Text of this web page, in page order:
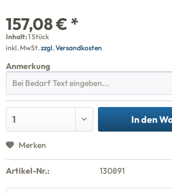
157,08 € *
Inhalt:1 Stück
inkl. MwSt.zzgl. Versandkosten
Anmerkung
In den
Merken
Artikel-Nr.: 130891